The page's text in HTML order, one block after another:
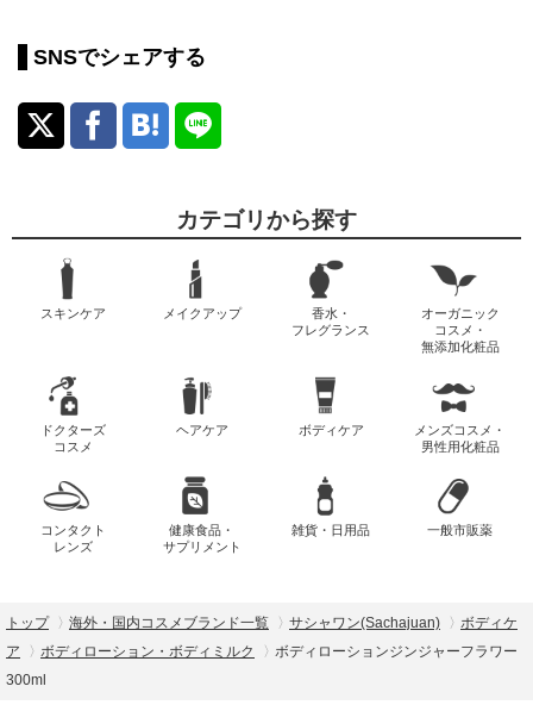
SNSでシェアする
カテゴリから探す
スキンケア メイクアップ
香水・
フレグランス
オーガニック
コスメ・
無添加化粧品
ドクターズ
コスメ
ヘアケア ボディケア
メンズコスメ・
男性用化粧品
コンタクト
レンズ
健康食品・
サプリメント
雑貨・日用品 一般市販薬
トップ 海外・国内コスメブランド一覧 サシャワン(Sachajuan)
ボディケ
ア
ボディローション・ボディミルク
ボディローションジンジャーフラワー
300ml